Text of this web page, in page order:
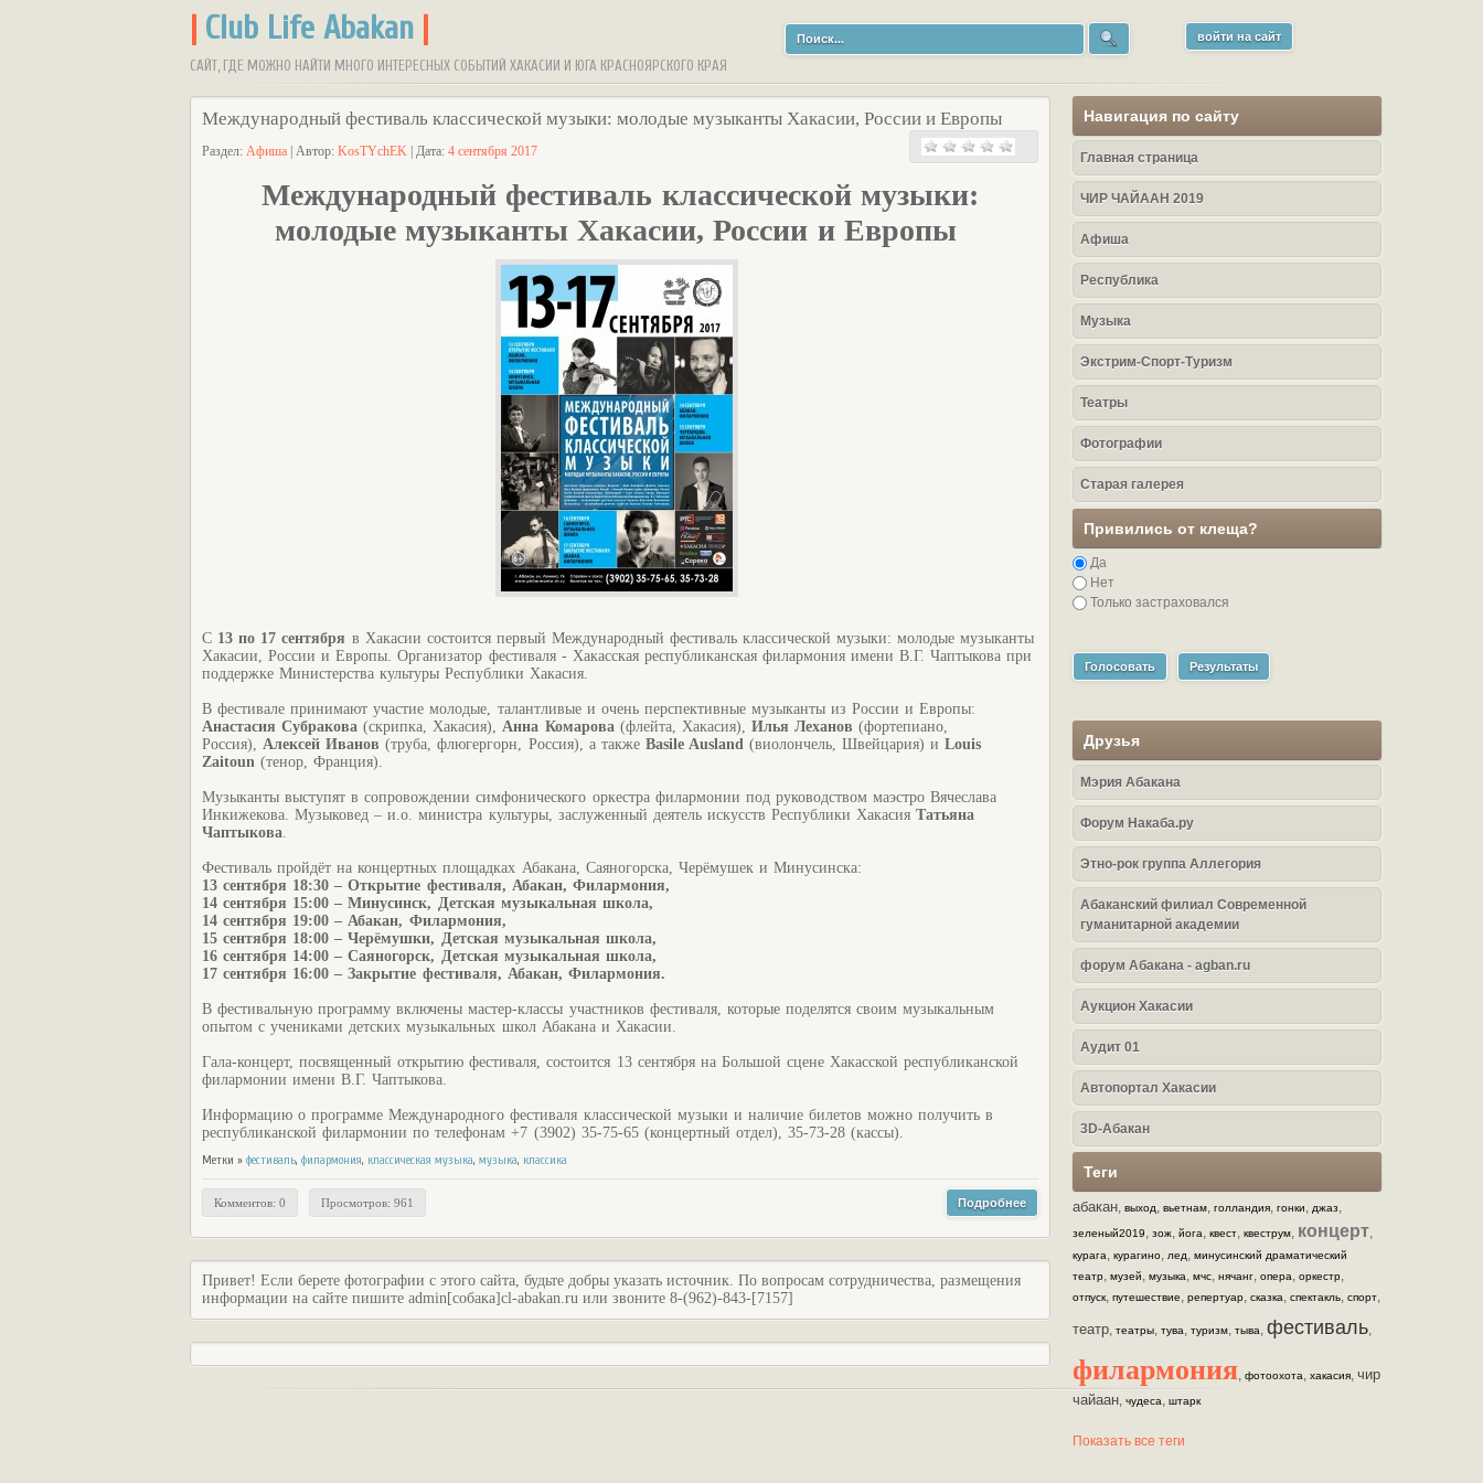
Club Life Abakan
САЙТ, ГДЕ МОЖНО НАЙТИ МНОГО ИНТЕРЕСНЫХ СОБЫТИЙ ХАКАСИИ И ЮГА КРАСНОЯРСКОГО КРАЯ
войти на сайт
Международный фестиваль классической музыки: молодые музыканты Хакасии, России и Европы
Раздел: Афиша | Автор: KosTYchEK | Дата: 4 сентября 2017
Международный фестиваль классической музыки:
молодые музыканты Хакасии, России и Европы
С 13 по 17 сентября в Хакасии состоится первый Международный фестиваль классической музыки: молодые музыканты
Хакасии, России и Европы. Организатор фестиваля - Хакасская республиканская филармония имени В.Г. Чаптыкова при
поддержке Министерства культуры Республики Хакасия.
В фестивале принимают участие молодые, талантливые и очень перспективные музыканты из России и Европы:
Анастасия Субракова (скрипка, Хакасия),Анна Комарова(флейта, Хакасия), Илья Леханов (фортепиано,
Россия),Алексей Иванов (труба, флюгергорн, Россия), а также Basile Ausland(виолончель, Швейцария) иLouis
Zaitoun (тенор, Франция).
Музыканты выступят в сопровождении симфонического оркестра филармонии под руководством маэстро Вячеслава
Инкижекова. Музыковед – и.о. министра культуры, заслуженный деятель искусств Республики ХакасияТатьяна
Чаптыкова.
Фестиваль пройдёт на концертных площадках Абакана, Саяногорска, Черёмушек и Минусинска:
13 сентября 18:30 – Открытие фестиваля, Абакан, Филармония,
14 сентября 15:00 – Минусинск, Детская музыкальная школа,
14 сентября 19:00 – Абакан, Филармония,
15 сентября 18:00 – Черёмушки, Детская музыкальная школа,
16 сентября 14:00 – Саяногорск, Детская музыкальная школа,
17 сентября 16:00 – Закрытие фестиваля, Абакан, Филармония.
В фестивальную программу включены мастер-классы участников фестиваля, которые поделятся своим музыкальным
опытом с учениками детских музыкальных школ Абакана и Хакасии.
Гала-концерт, посвященный открытию фестиваля, состоится 13 сентября на Большой сцене Хакасской республиканской
филармонии имени В.Г. Чаптыкова.
Информацию о программе Международного фестиваля классической музыки и наличие билетов можно получить в
республиканской филармонии по телефонам +7 (3902) 35-75-65 (концертный отдел), 35-73-28 (кассы).
Метки » фестиваль, филармония, классическая музыка, музыка, классика
Комментов: 0 Просмотров: 961 Подробнее
Привет! Если берете фотографии с этого сайта, будьте добры указать источник. По вопросам сотрудничества, размещения
информации на сайте пишите admin[собака]cl-abakan.ru или звоните 8-(962)-843-[7157]
Навигация по сайту
Главная страница
ЧИР ЧАЙААН 2019
Афиша
Республика
Музыка
Экстрим-Спорт-Туризм
Театры
Фотографии
Старая галерея
Привились от клеща?
Да
Нет
Только застраховался
Голосовать Результаты
Друзья
Мэрия Абакана
Форум Накаба.ру
Этно-рок группа Аллегория
Абаканский филиал Современной
гуманитарной академии
форум Абакана - agban.ru
Аукцион Хакасии
Аудит 01
Автопортал Хакасии
3D-Абакан
Теги
абакан, выход, вьетнам, голландия, гонки, джаз,
зеленый2019, зож, йога, квест, квеструм, концерт,
курага, курагино, лед, минусинский драматический
театр, музей, музыка, мчс, нячанг, опера, оркестр,
отпуск, путешествие, репертуар, сказка, спектакль, спорт,
театр, театры, тува, туризм, тыва, фестиваль,
филармония, фотоохота, хакасия, чир
чайаан, чудеса, штарк
Показать все теги